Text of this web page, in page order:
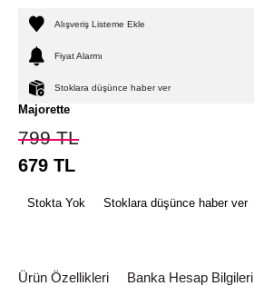
Alışveriş Listeme Ekle
Fiyat Alarmı
Stoklara düşünce haber ver
Majorette
799TL
679 TL
Stokta Yok Stoklara düşünce haber ver
Ürün Özellikleri Banka Hesap Bilgileri